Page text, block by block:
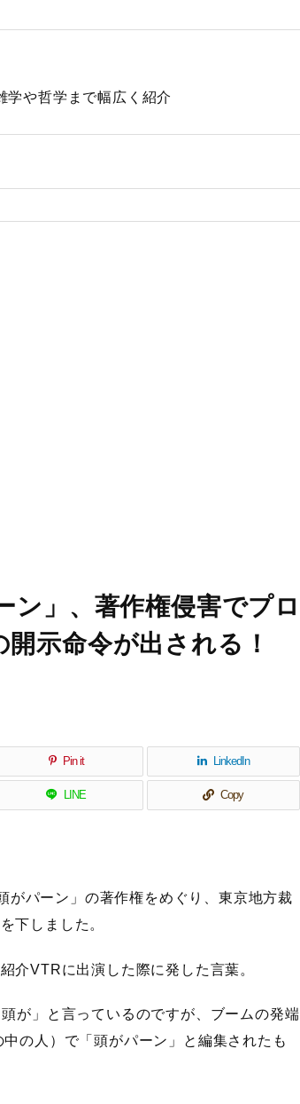
学や哲学まで幅広く紹介
ン」、著作権侵害でプロ
示命令が出される！
Pin it LinkedIn
LINE Copy
パーン」の著作権をめぐり、東京地方裁
下しました。
介VTRに出演した際に発した言葉。
が」と言っているのですが、ブームの発端
の人）で「頭がパーン」と編集されたも